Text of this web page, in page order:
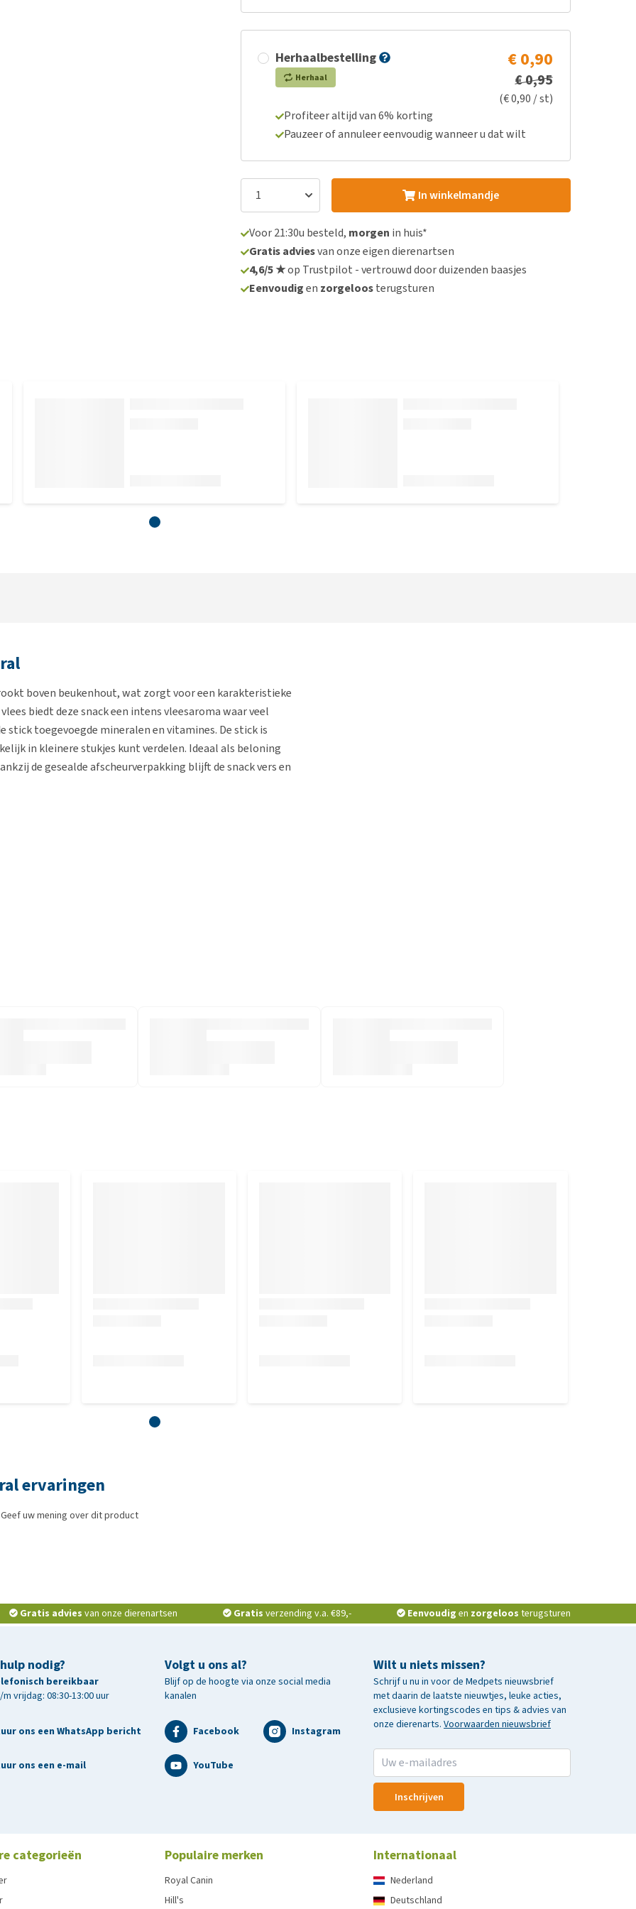
Herhaalbestelling
Herhaal
€ 0,90
€ 0,95
(€ 0,90 / st)
Profiteer altijd van 6% korting
Pauzeer of annuleer eenvoudig wanneer u dat wilt
In winkelmandje
Voor 21:30u besteld, morgen in huis*
Gratis adviesvan onze eigen dierenartsen
4,6/5 ★op Trustpilot - vertrouwd door duizenden baasjes
Eenvoudigen zorgeloosterugsturen
boven beukenhout, wat zorgt voor een karakteristieke
biedt deze snack een intens vleesaroma waar veel
stick toegevoegde mineralen en vitamines. De stick is
in kleinere stukjes kunt verdelen. Ideaal als beloning
de gesealde afscheurverpakking blijft de snack vers en
plantaardige bijproducten, mineralen 1,3%,
ervaringen
uw mening over dit product
Gratis advies van onze dierenartsen Gratis verzending v.a. €89,- Eenvoudig en zorgeloos terugsturen
nodig?
bereikbaar
vrijdag: 08:30-13:00 uur
ons een WhatsApp bericht
ons een e-mail
Wilt u niets missen?
Schrijf u nu in voor de Medpets nieuwsbrief
met daarin de laatste nieuwtjes, leuke acties,
exclusieve kortingscodes en tips & advies van
onze dierenarts. Voorwaarden nieuwsbrief
Inschrijven
Volgt u ons al?
Blijf op de hoogte via onze social media
kanalen
Facebook Instagram
YouTube
categorieën Populaire merken
Royal Canin
Hill's
Internationaal
Nederland
Deutschland